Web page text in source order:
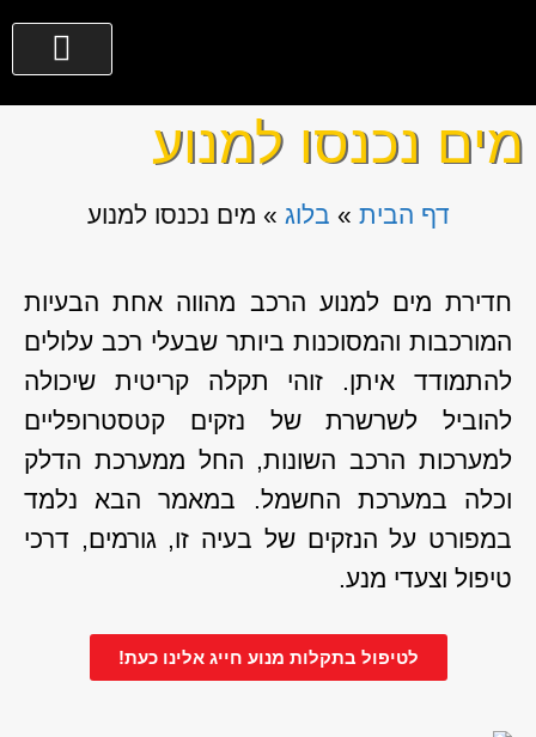
מים נכנסו למנוע
דף הבית » בלוג » מים נכנסו למנוע
חדירת מים למנוע הרכב מהווה אחת הבעיות
המורכבות והמסוכנות ביותר שבעלי רכב עלולים
להתמודד איתן. זוהי תקלה קריטית שיכולה
להוביל לשרשרת של נזקים קטסטרופליים
למערכות הרכב השונות, החל ממערכת הדלק
וכלה במערכת החשמל. במאמר הבא נלמד
במפורט על הנזקים של בעיה זו, גורמים, דרכי
טיפול וצעדי מנע.
לטיפול בתקלות מנוע חייג אלינו כעת!